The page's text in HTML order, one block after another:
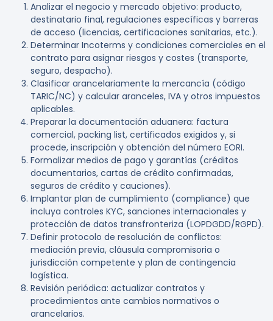
Analizar el negocio y mercado objetivo: producto,
destinatario final, regulaciones específicas y barreras
de acceso (licencias, certificaciones sanitarias, etc.).
Determinar Incoterms y condiciones comerciales en el
contrato para asignar riesgos y costes (transporte,
seguro, despacho).
Clasificar arancelariamente la mercancía (código
TARIC/NC) y calcular aranceles, IVA y otros impuestos
aplicables.
Preparar la documentación aduanera: factura
comercial, packing list, certificados exigidos y, si
procede, inscripción y obtención del número EORI.
Formalizar medios de pago y garantías (créditos
documentarios, cartas de crédito confirmadas,
seguros de crédito y cauciones).
Implantar plan de cumplimiento (compliance) que
incluya controles KYC, sanciones internacionales y
protección de datos transfronteriza (LOPDGDD/RGPD).
Definir protocolo de resolución de conflictos:
mediación previa, cláusula compromisoria o
jurisdicción competente y plan de contingencia
logística.
Revisión periódica: actualizar contratos y
procedimientos ante cambios normativos o
arancelarios.